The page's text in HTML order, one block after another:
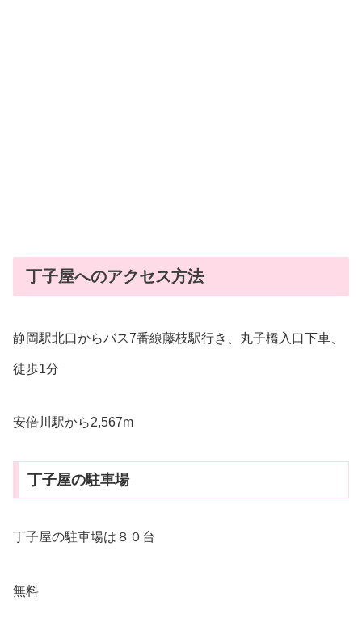
丁子屋へのアクセス方法
静岡駅北口からバス7番線藤枝駅行き、丸子橋入口下車、
徒歩1分
安倍川駅から2,567m
丁子屋の駐車場
丁子屋の駐車場は８０台
無料